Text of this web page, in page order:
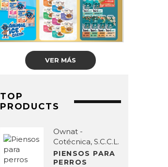
VER MÁS
TOP
PRODUCTS
Ownat -
Cotécnica, S.C.C.L.
PIENSOS PARA
PERROS